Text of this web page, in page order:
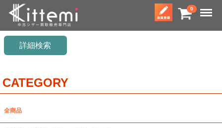
0 Menu
詳細検索
CATEGORY
全商品